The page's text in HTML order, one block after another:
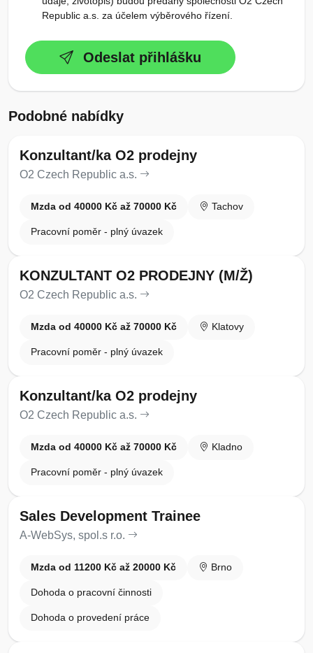
Republic a.s. za účelem výběrového řízení.
Odeslat přihlášku
Podobné nabídky
Konzultant/ka O2 prodejny
O2 Czech Republic a.s.
Mzda od 40000 Kč až 70000 Kč Tachov
Pracovní poměr - plný úvazek
KONZULTANT O2 PRODEJNY (M/Ž)
O2 Czech Republic a.s.
Mzda od 40000 Kč až 70000 Kč Klatovy
Pracovní poměr - plný úvazek
Konzultant/ka O2 prodejny
O2 Czech Republic a.s.
Mzda od 40000 Kč až 70000 Kč Kladno
Pracovní poměr - plný úvazek
Sales Development Trainee
A-WebSys, spol.s r.o.
Mzda od 11200 Kč až 20000 Kč Brno
Dohoda o pracovní činnosti
Dohoda o provedení práce